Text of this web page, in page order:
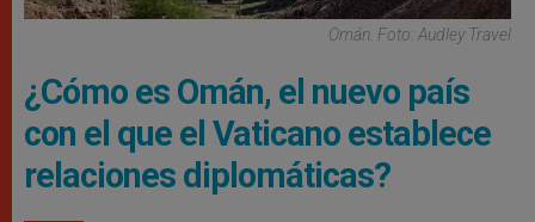
Omán. Foto: Audley Travel
¿Cómo es Omán, el nuevo país
con el que el Vaticano establece
relaciones diplomáticas?